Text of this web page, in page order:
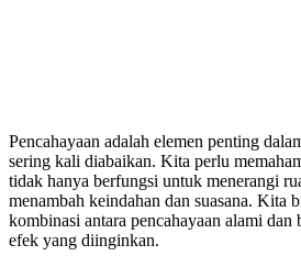
Pencahayaan adalah elemen penting
sering kali diabaikan. Kita perlu
tidak hanya berfungsi untuk menerangi
menambah keindahan dan suasana. Kita
kombinasi antara pencahayaan alami dan
efek yang diinginkan.